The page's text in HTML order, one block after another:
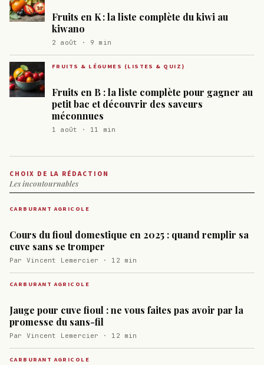
Fruits en K : la liste complète du kiwi au
kiwano
2 août · 9 min
FRUITS & LÉGUMES (LISTES & QUIZ)
Fruits en B : la liste complète pour gagner au
petit bac et découvrir des saveurs
méconnues
1 août · 11 min
CHOIX DE LA RÉDACTION
Les incontournables
CARBURANT AGRICOLE
Cours du fioul domestique en 2025 : quand remplir sa
cuve sans se tromper
Par Vincent Lemercier · 12 min
CARBURANT AGRICOLE
Jauge pour cuve fioul : ne vous faites pas avoir par la
promesse du sans-fil
Par Vincent Lemercier · 12 min
CARBURANT AGRICOLE